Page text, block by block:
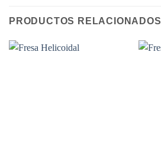
PRODUCTOS RELACIONADOS